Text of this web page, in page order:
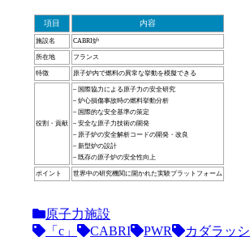
項目 内容
施設名 CABRI炉
所在地 フランス
特徴 原子炉内で燃料の異常な挙動を模擬できる
役割・貢献
– 国際協力による原子力の安全研究
– 炉心損傷事故時の燃料挙動分析
– 国際的な安全基準の策定
– 安全な原子力技術の開発
– 原子炉の安全解析コードの開発・改良
– 新型炉の設計
– 既存の原子炉の安全性向上
ポイント 世界中の研究機関に開かれた実験プラットフォーム
原子力施設
「c」
CABRI PWR
カダラッシ